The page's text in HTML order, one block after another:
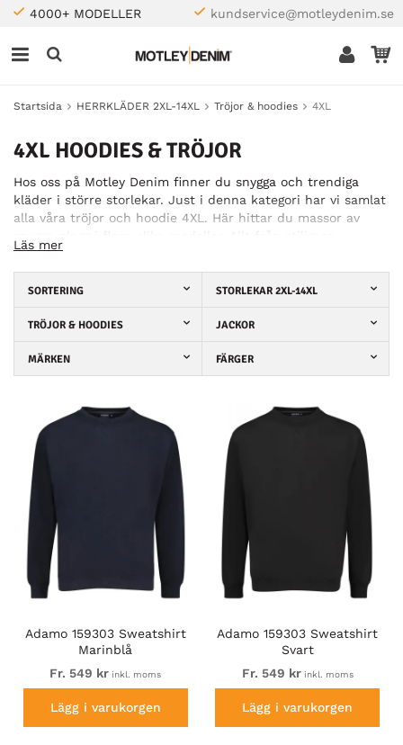
4000+ MODELLER kundservice@motleydenim.se
Startsida HERRKLÄDER 2XL-14XL Tröjor & hoodies 4XL
4XL HOODIES & TRÖJOR
Hos oss på Motley Denim finner du snygga och trendiga
kläder i större storlekar. Just i denna kategori har vi samlat
alla våra tröjor och hoodie 4XL. Här hittar du massor av
enfärgade tröjor till riktigt snygga hoodies med tryck. Med
andra ord, hos oss hittar du tröjor och hoodies för alla
tillfällen! Och det bästa av allt? Vi har tillräckligt stora
plaggen. Våra tröjor och XXXXL hoodies kommer från flera
Därmed kan du vara säker på att hitta trendiga kläder av
god kvalitet hos oss. Vi strävar efter att kunna erbjuda alla
hitta dina favoriter!
Läs mer
SORTERING STORLEKAR 2XL-14XL
TRÖJOR & HOODIES JACKOR
MÄRKEN FÄRGER
Adamo 159303 Sweatshirt
Marinblå
Fr. 549 kr inkl. moms
Lägg i varukorgen
Adamo 159303 Sweatshirt
Svart
Fr. 549 krinkl. moms
Lägg i varukorgen